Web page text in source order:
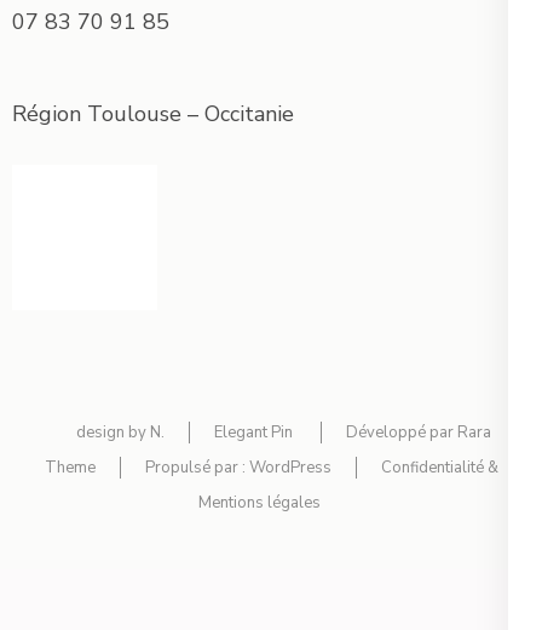
07 83 70 91 85
Région Toulouse – Occitanie
design by N. Elegant Pin Développé par Rara
Theme
Propulsé par : WordPress
Confidentialité &
Mentions légales